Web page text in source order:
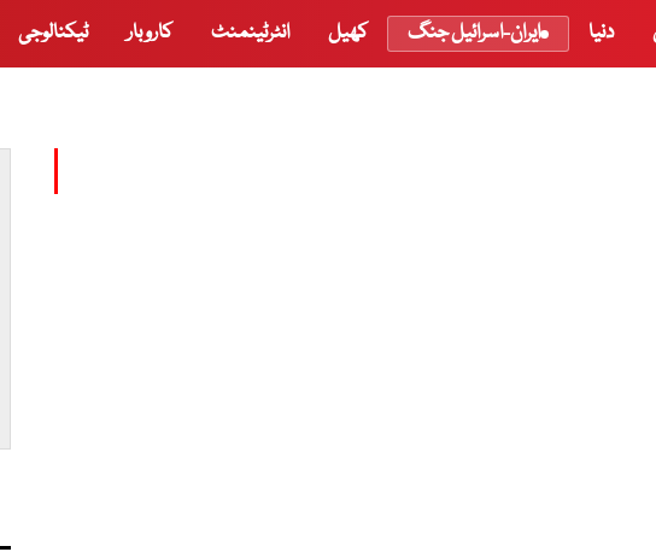
دنیا ایران-اسرائیل جنگ کھیل انٹرٹینمنٹ کاروبار ٹیکنالوجی